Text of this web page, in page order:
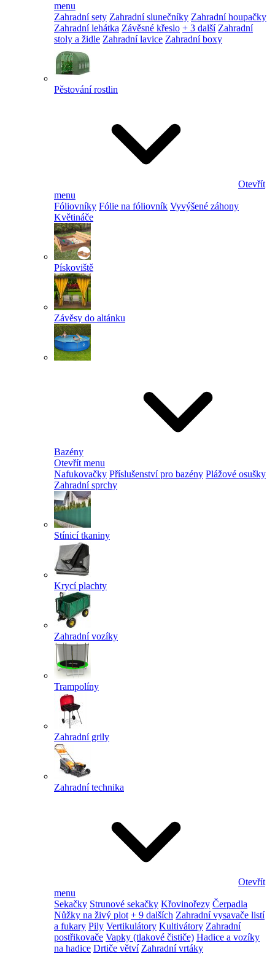
menu
Zahradní sety Zahradní slunečníky Zahradní houpačky
Zahradní lehátka Závěsné křeslo + 3 další Zahradní
stoly a židle Zahradní lavice Zahradní boxy
Pěstování rostlin
Otevřít
menu
Fóliovníky Fólie na fóliovník Vyvýšené záhony
Květináče
Pískoviště
Závěsy do altánku
Bazény
Otevřít menu
Nafukovačky Příslušenství pro bazény Plážové osušky
Zahradní sprchy
Stínicí tkaniny
Krycí plachty
Zahradní vozíky
Trampolíny
Zahradní grily
Zahradní technika
Otevřít
menu
Sekačky Strunové sekačky Křovinořezy Čerpadla
Nůžky na živý plot + 9 dalších Zahradní vysavače listí
a fukary Pily Vertikulátory Kultivátory Zahradní
postřikovače Vapky (tlakové čističe) Hadice a vozíky
na hadice Drtiče větví Zahradní vrtáky